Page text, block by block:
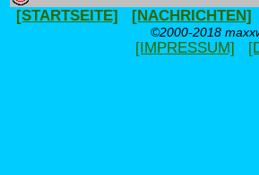
[STARTSEITE] [NACHRICHTEN]
©2000-2018
[IMPRESSUM]